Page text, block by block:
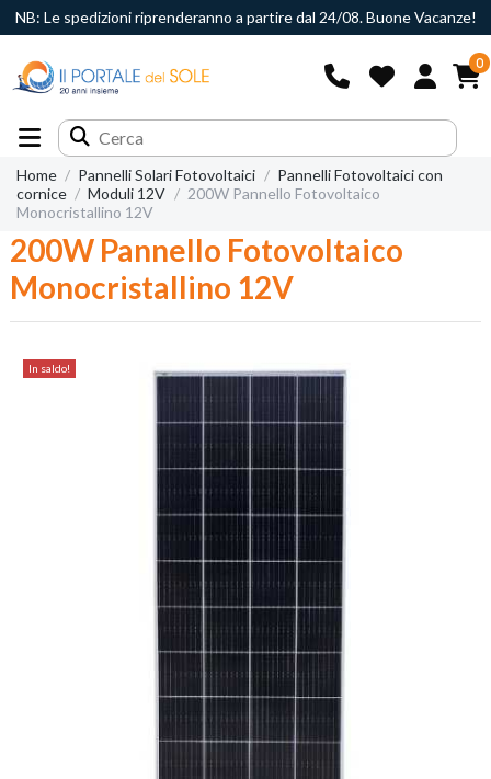
NB: Le spedizioni riprenderanno a partire dal 24/08. Buone Vacanze!
0
Home Pannelli Solari Fotovoltaici
Pannelli Fotovoltaici con
cornice
Moduli 12V
200W Pannello Fotovoltaico
Monocristallino 12V
200W Pannello Fotovoltaico
Monocristallino 12V
In saldo!